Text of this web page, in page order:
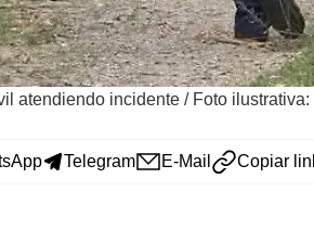
atendiendo incidente / Foto
Telegram E-Mail Copiar